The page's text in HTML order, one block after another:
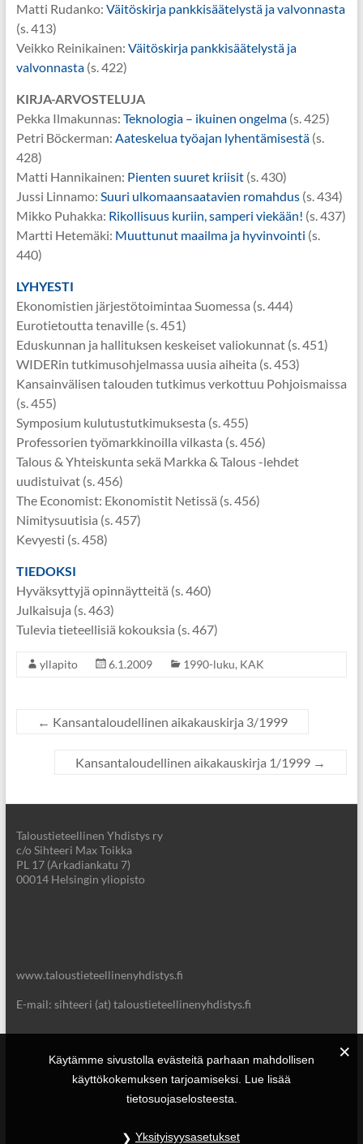
Matti Rudanko: Väitöskirja pankkisäätelystä ja valvonnasta
(s. 413)
Veikko Reinikainen: Väitöskirja pankkisäätelystä ja
valvonnasta(s. 422)
KIRJA-ARVOSTELUJA
Pekka Ilmakunnas: Teknologia – ikuinen ongelma(s. 425)
Petri Böckerman: Aateskelua työajan lyhentämisestä(s.
428)
Matti Hannikainen: Pienten suuret kriisit(s. 430)
Jussi Linnamo: Suuri ulkomaansaatavien romahdus(s. 434)
Mikko Puhakka: Rikollisuus kuriin, samperi viekään! (s. 437)
Martti Hetemäki: Muuttunut maailma ja hyvinvointi (s.
440)
LYHYESTI
Ekonomistien järjestötoimintaa Suomessa (s. 444)
Eurotietoutta tenaville (s. 451)
Eduskunnan ja hallituksen keskeiset valiokunnat (s. 451)
WIDERin tutkimusohjelmassa uusia aiheita (s. 453)
Kansainvälisen talouden tutkimus verkottuu Pohjoismaissa
(s. 455)
Symposium kulutustutkimuksesta (s. 455)
Professorien työmarkkinoilla vilkasta (s. 456)
Talous & Yhteiskunta sekä Markka & Talous -lehdet
uudistuivat (s. 456)
The Economist: Ekonomistit Netissä (s. 456)
Nimitysuutisia (s. 457)
Kevyesti (s. 458)
TIEDOKSI
Hyväksyttyjä opinnäytteitä (s. 460)
Julkaisuja (s. 463)
Tulevia tieteellisiä kokouksia (s. 467)
yllapito 6.1.2009 1990-luku, KAK
← Kansantaloudellinen aikakauskirja 3/1999
Kansantaloudellinen aikakauskirja 1/1999 →
Taloustieteellinen Yhdistys ry
c/o Sihteeri Max Toikka
PL 17 (Arkadiankatu 7)
00014 Helsingin yliopisto
www.taloustieteellinenyhdistys.fi
E-mail: sihteeri (at) taloustieteellinenyhdistys.fi
Käytämme sivustolla evästeitä parhaan mahdollisen
käyttökokemuksen tarjoamiseksi. Lue lisää
tietosuojaselosteesta.
Yksityisyysasetukset